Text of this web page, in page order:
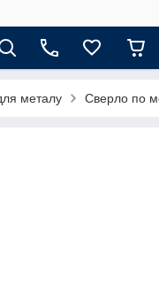
металу Сверло по